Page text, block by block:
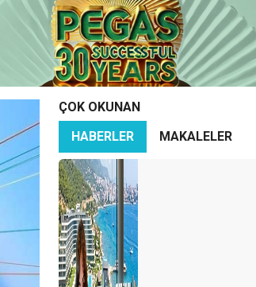
ÇOK OKUNAN
HABERLER
MAKALELER